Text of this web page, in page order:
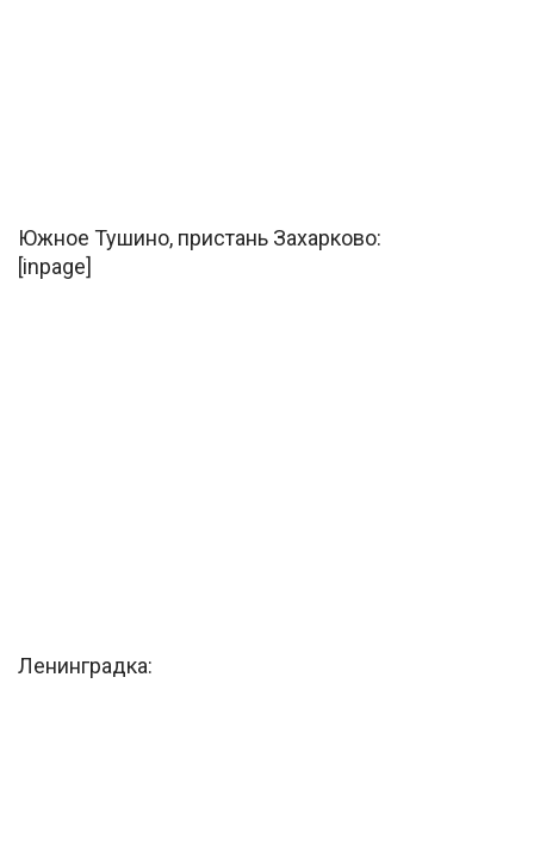
Южное Тушино, пристань Захарково:
[inpage]
Ленинградка: